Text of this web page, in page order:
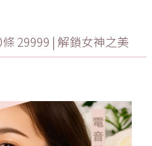
29999 | 解鎖女神之美